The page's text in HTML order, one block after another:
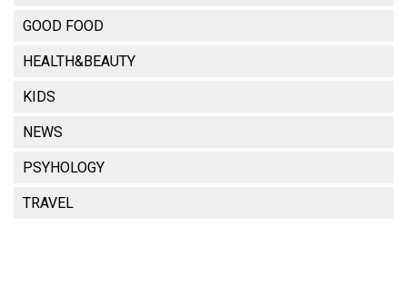
GOOD FOOD
HEALTH&BEAUTY
KIDS
NEWS
PSYHOLOGY
TRAVEL